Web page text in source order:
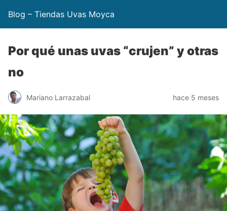
Blog – Tiendas Uvas Moyca
Por qué unas uvas “crujen” y otras
no
Mariano Larrazabal hace 5 meses